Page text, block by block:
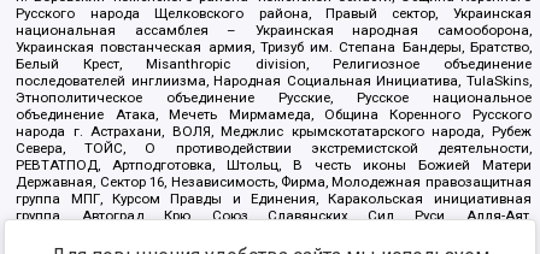
Русского народа Щелковского района, Правый сектор, Украинская
национальная ассамблея – Украинская народная самооборона,
Украинская повстанческая армия, Тризуб им. Степана Бандеры, Братство,
Белый Крест, Misanthropic division, Религиозное объединение
последователей инглиизма, Народная Социальная Инициатива, TulaSkins,
Этнополитическое объединение Русские, Русское национальное
объединение Атака, Мечеть Мирмамеда, Община Коренного Русского
народа г. Астрахани, ВОЛЯ, Меджлис крымскотатарского народа, Рубеж
Севера, ТОЙС, О противодействии экстремистской деятельности,
РЕВТАТПОД, Артподготовка, Штольц, В честь иконы Божией Матери
Державная, Сектор 16, Независимость, Фирма, Молодежная правозащитная
группа МПГ, Курсом Правды и Единения, Каракольская инициативная
группа, Автоград Крю, Союз Славянских Сил Руси, Алля-Аят,
Арестантское уголовное единство, Башкорт, Нация и свобода, W.H.С., Фалунь